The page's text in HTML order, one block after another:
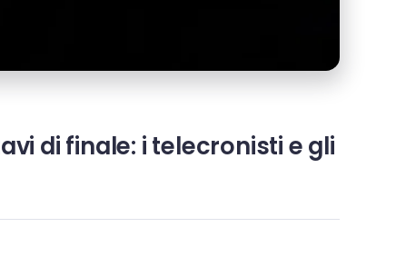
di finale: i telecronisti e gli